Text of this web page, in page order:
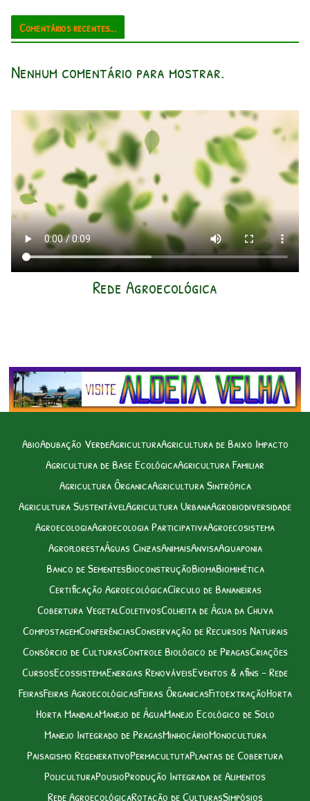
Comentários recentes...
Nenhum comentário para mostrar.
Rede Agroecológica
AbioAdubação VerdeAgriculturaAgricultura de Baixo Impacto
Agricultura de Base EcológicaAgricultura Familiar
Agricultura ÔrganicaAgricultura Sintrópica
Agricultura SustentávelAgricultura UrbanaAgrobiodiversidade
AgroecologiaAgroecologia ParticipativaAgroecosistema
AgroflorestaÁguas CinzasAnimaisAnvisaAquaponia
Banco de SementesBioconstruçãoBiomaBiomimética
Certificação AgroecológicaCírculo de Bananeiras
Cobertura VegetalColetivosColheita de Água da Chuva
CompostagemConferênciasConservação de Recursos Naturais
Consórcio de CulturasControle Biológico de PragasCriações
CursosEcossistemaEnergias RenováveisEventos & afins – Rede
FeirasFeiras AgroecológicasFeiras ÔrganicasFitoextraçãoHorta
Horta MandalaManejo de ÁguaManejo Ecológico de Solo
Manejo Integrado de PragasMinhocárioMonocultura
Paisagismo RegenerativoPermacultutaPlantas de Cobertura
PoliculturaPousioProdução Integrada de Alimentos
Rede AgroecológicaRotação de CulturasSimpósios